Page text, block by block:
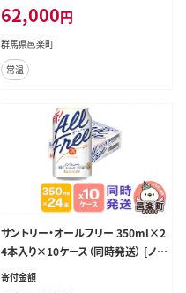
62,000円
群馬県邑楽町
常温
サントリー・オールフリー 350ml×2
4本入り×10ケース（同時発送） [ノン
アルコールビール ビール 缶 群馬
寄付金額